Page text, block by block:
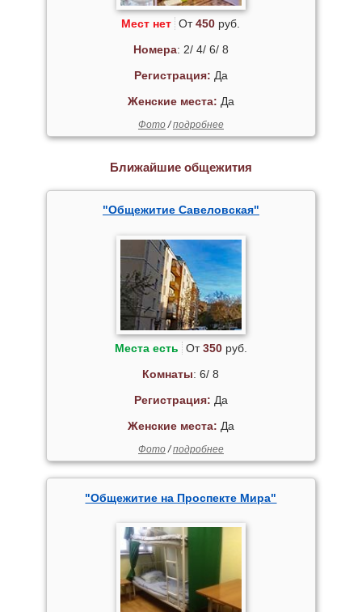
Мест нет От450 руб.
Номера: 2/ 4/ 6/ 8
Регистрация: Да
Женские места: Да
Фото/подробнее
Ближайшие общежития
"Общежитие Савеловская"
Места есть От350руб.
Комнаты: 6/ 8
Регистрация: Да
Женские места: Да
Фото/подробнее
"Общежитие на Проспекте Мира"